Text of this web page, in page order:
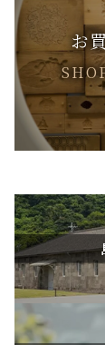
お